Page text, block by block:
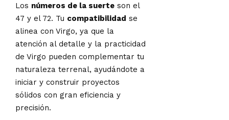
Los números de la suerte son el
47 y el 72. Tu compatibilidad se
alinea con Virgo, ya que la
atención al detalle y la practicidad
de Virgo pueden complementar tu
naturaleza terrenal, ayudándote a
iniciar y construir proyectos
sólidos con gran eficiencia y
precisión.